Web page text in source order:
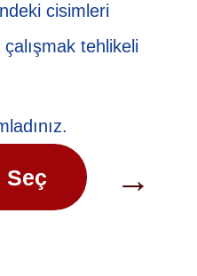
cisimleri
tehlikeli
Seç →